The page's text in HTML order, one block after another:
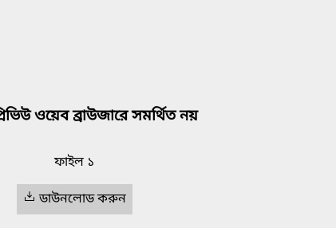
ওয়েব ব্রাউজারে সমর্থিত নয়
ফাইল ১
ডাউনলোড করুন